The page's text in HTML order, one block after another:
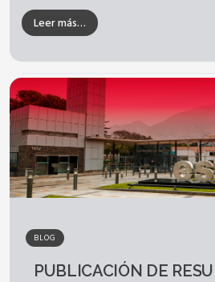
Leer más…
BLOG
PUBLICACIÓN DE